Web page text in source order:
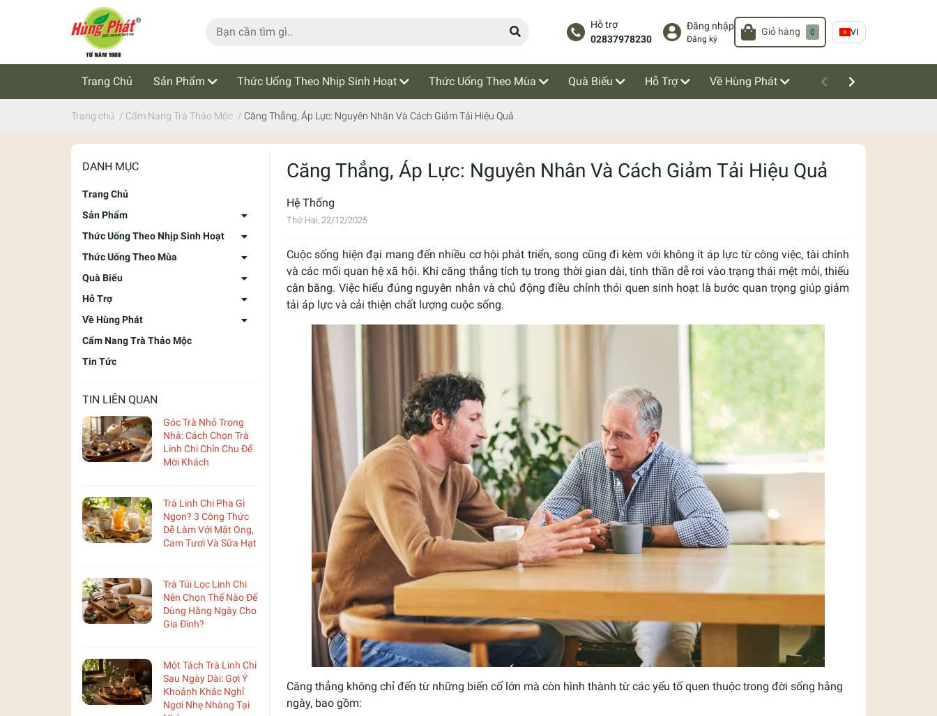
Hỗ trợ
02837978230
Đăng nhập
Đăng ký
Giỏ hàng 0 VI
Trang Chủ Sản Phẩm Thức Uống Theo Nhịp Sinh Hoạt Thức Uống Theo Mùa Quà Biếu Hỗ Trợ Về Hùng Phát
Cẩm Nang Trà Thảo Mộc Tin Tức
Trang chủ / Cẩm Nang Trà Thảo Mộc / Căng Thẳng, Áp Lực: Nguyên Nhân Và Cách Giảm Tải Hiệu Quả
DANH MỤC
Trang Chủ
Sản Phẩm
Thức Uống Theo Nhịp Sinh Hoạt
Thức Uống Theo Mùa
Quà Biếu
Hỗ Trợ
Về Hùng Phát
Cẩm Nang Trà Thảo Mộc
Tin Tức
TIN LIÊN QUAN
Góc Trà Nhỏ Trong
Nhà: Cách Chọn Trà
Linh Chi Chỉn Chu Để
Mời Khách
Trà Linh Chi Pha Gì
Ngon? 3 Công Thức
Dễ Làm Với Mật Ong,
Cam Tươi Và Sữa Hạt
Trà Túi Lọc Linh Chi
Nên Chọn Thế Nào Để
Dùng Hằng Ngày Cho
Gia Đình?
Một Tách Trà Linh Chi
Sau Ngày Dài: Gợi Ý
Khoảnh Khắc Nghỉ
Ngơi Nhẹ Nhàng Tại
Căng Thẳng, Áp Lực: Nguyên Nhân Và Cách Giảm Tải Hiệu Quả
Hệ Thống
Thứ Hai, 22/12/2025
Cuộc sống hiện đại mang đến nhiều cơ hội phát triển, song cũng đi kèm với không ít áp lực từ công việc, tài chính
và các mối quan hệ xã hội. Khi căng thẳng tích tụ trong thời gian dài, tinh thần dễ rơi vào trạng thái mệt mỏi, thiếu
cân bằng. Việc hiểu đúng nguyên nhân và chủ động điều chỉnh thói quen sinh hoạt là bước quan trọng giúp giảm
tải áp lực và cải thiện chất lượng cuộc sống.
Căng thẳng không chỉ đến từ những biến cố lớn mà còn hình thành từ các yếu tố quen thuộc trong đời sống hằng
ngày, bao gồm: